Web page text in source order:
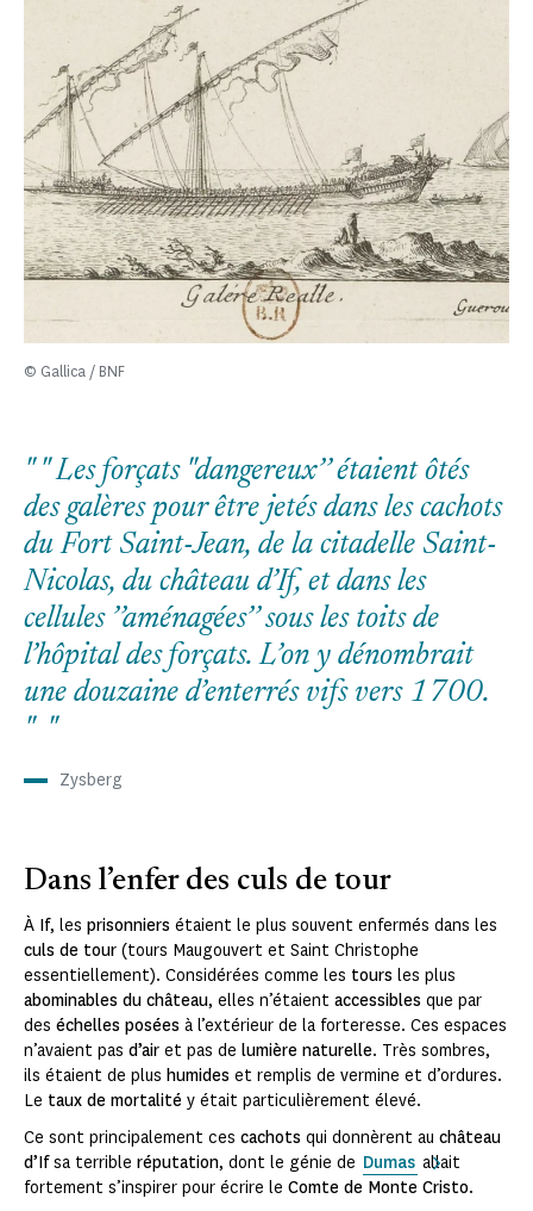
© Gallica / BNF
Les forçats "dangereux’’ étaient ôtés
des galères pour être jetés dans les cachots
du Fort Saint-Jean, de la citadelle Saint-
Nicolas, du château d’If, et dans les
cellules ’’aménagées’’ sous les toits de
l’hôpital des forçats. L’on y dénombrait
une douzaine d’enterrés vifs vers 1700.
Zysberg
Dans l’enfer des culs de tour
À If, les prisonniers étaient le plus souvent enfermés dans les
culs de tour (tours Maugouvert et Saint Christophe
essentiellement). Considérées comme les tours les plus
abominables du château, elles n’étaient accessibles que par
des échelles posées à l’extérieur de la forteresse. Ces espaces
n’avaient pas d’air et pas de lumière naturelle. Très sombres,
ils étaient de plus humides et remplis de vermine et d’ordures.
Le taux de mortalité y était particulièrement élevé.
Ce sont principalement ces cachots qui donnèrent au château
d’Ifsa terrible réputation, dont le génie de Dumas allait
fortement s’inspirer pour écrire le Comte de Monte Cristo.